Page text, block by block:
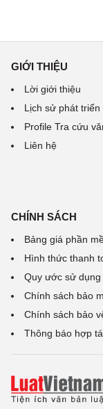
GIỚI THIỆU
Lời giới thiệu
Lịch sử phát triển
Profile Tra cứu
Liên hệ
CHÍNH SÁCH
Bảng giá phần
Hình thức thanh
Quy ước sử dụng
Chính sách bảo
Chính sách bảo
Thông báo hợp